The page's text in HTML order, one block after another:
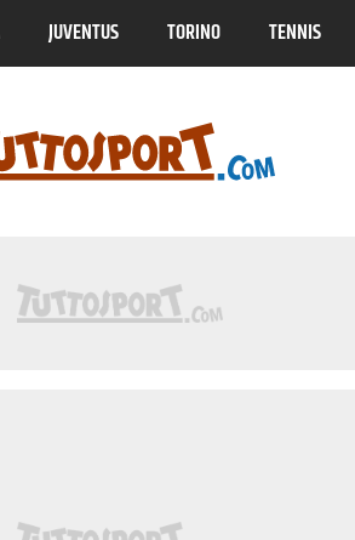
JUVENTUS TORINO TENNIS